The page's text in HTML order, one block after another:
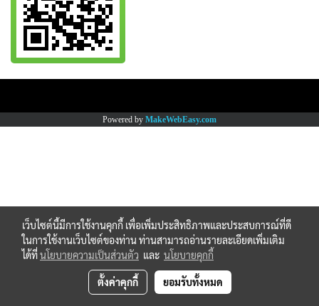
Powered by MakeWebEasy.com
เว็บไซต์นี้มีการใช้งานคุกกี้ เพื่อเพิ่มประสิทธิภาพและประสบการณ์ที่ดี
ในการใช้งานเว็บไซต์ของท่าน ท่านสามารถอ่านรายละเอียดเพิ่มเติม
ได้ที่นโยบายความเป็นส่วนตัว และ นโยบายคุกกี้
ตั้งค่าคุกกี้ ยอมรับทั้งหมด